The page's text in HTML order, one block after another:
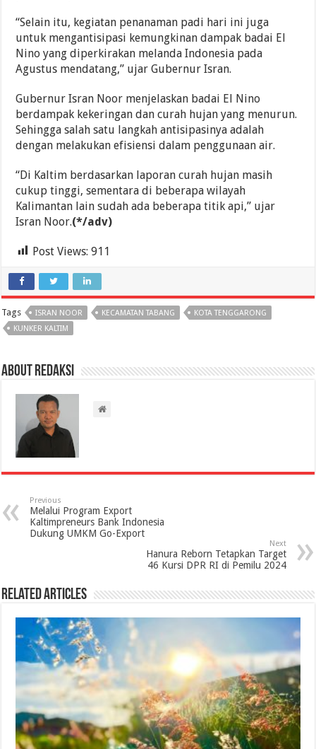
“Selain itu, kegiatan penanaman padi hari ini juga
untuk mengantisipasi kemungkinan dampak badai El
Nino yang diperkirakan melanda Indonesia pada
Agustus mendatang,” ujar Gubernur Isran.
Gubernur Isran Noor menjelaskan badai El Nino
berdampak kekeringan dan curah hujan yang menurun.
Sehingga salah satu langkah antisipasinya adalah
dengan melakukan efisiensi dalam penggunaan air.
“Di Kaltim berdasarkan laporan curah hujan masih
cukup tinggi, sementara di beberapa wilayah
Kalimantan lain sudah ada beberapa titik api,” ujar
Isran Noor.(*/adv)
Post Views: 911
Tags ISRAN NOOR KECAMATAN TABANG
KOTA TENGGARONG
KUNKER KALTIM
About Redaksi
Previous
Melalui Program Export
Kaltimpreneurs Bank Indonesia
Dukung UMKM Go-Export
Next
Hanura Reborn Tetapkan Target
46 Kursi DPR RI di Pemilu 2024
Related Articles